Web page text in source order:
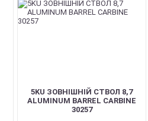
5KU ЗОВНІШНІЙ СТВОЛ 8,7
ALUMINUM BARREL CARBINE
30257